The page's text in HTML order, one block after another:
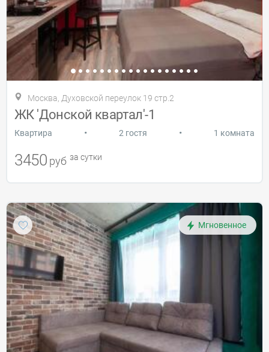
Москва, Духовской переулок 19 стр.2
ЖК 'Донской квартал'-1
Квартира • 2 гостя • 1 комната
3450 руб за сутки
Мгновенное